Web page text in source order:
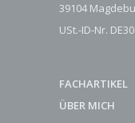
39104
USt.-ID-Nr.
FACHARTIKEL
ÜBER MICH